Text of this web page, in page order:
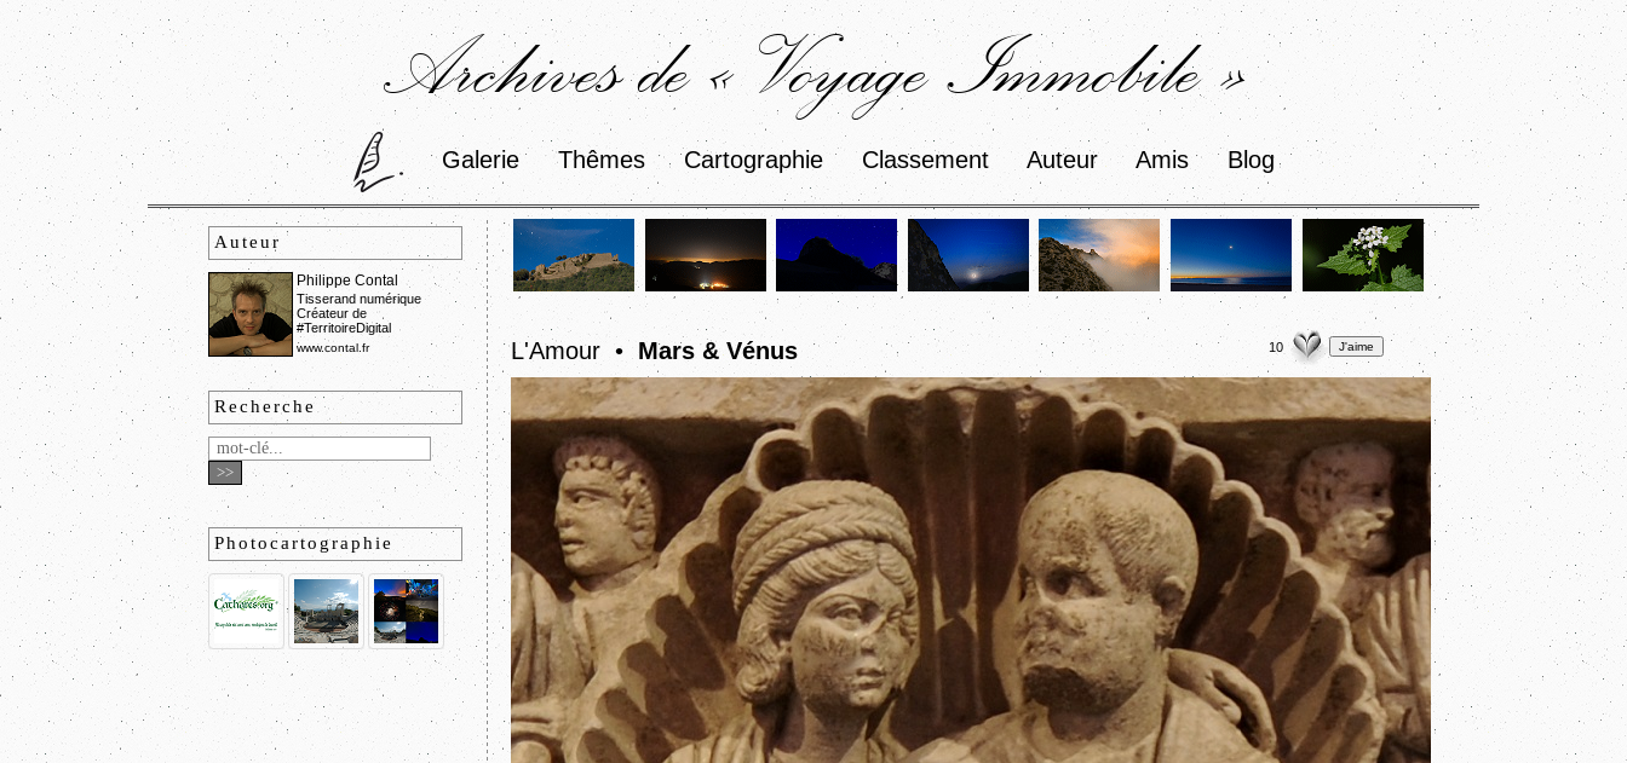
Archives de « Voyage Immobile »
Galerie Thêmes Cartographie Classement Auteur Amis Blog
Auteur
Philippe Contal
Tisserand numérique
Créateur de
#TerritoireDigital
www.contal.fr
Recherche
Photocartographie
L'Amour • Mars & Vénus